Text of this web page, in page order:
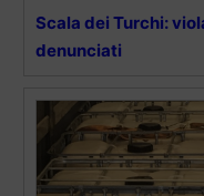
Scala dei Turchi:
denunciati